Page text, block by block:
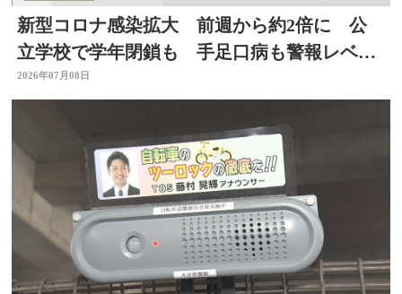
新型コロナ感染拡大 前週から約2倍に 公
立学校で学年閉鎖も 手足口病も警報レベル
上回る 大分
2026年07月08日